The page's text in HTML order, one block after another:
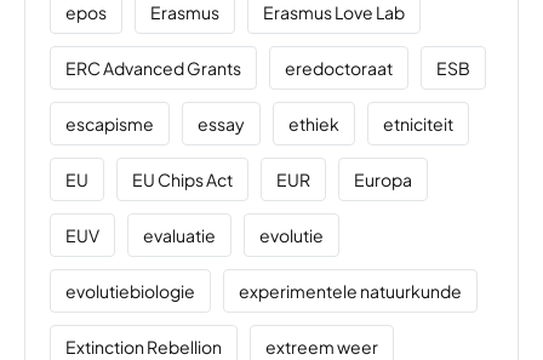
epos Erasmus Erasmus Love Lab
ERC Advanced Grants eredoctoraat ESB
escapisme essay ethiek etniciteit
EU EU Chips Act EUR Europa
EUV evaluatie evolutie
evolutiebiologie experimentele natuurkunde
Extinction Rebellion extreem weer